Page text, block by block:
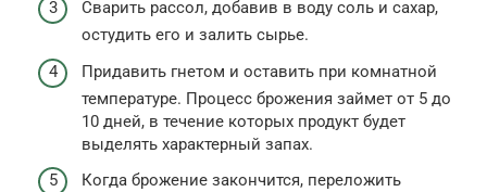
Сварить рассол, добавив в воду соль и сахар,
остудить его и залить сырье.
Придавить гнетом и оставить при комнатной
температуре. Процесс брожения займет от 5 до
10 дней, в течение которых продукт будет
выделять характерный запах.
Когда брожение закончится, переложить